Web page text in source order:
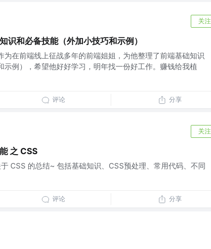
关注
识和必备技能（外加小技巧和示例）
为在前端线上征战多年的前端姐姐，为他整理了前端基础知识
示例），希望他好好学习，明年找一份好工作。赚钱给我植
评论 分享
关注
之 CSS
CSS 的总结~ 包括基础知识、CSS预处理、常用代码、不同
评论 分享